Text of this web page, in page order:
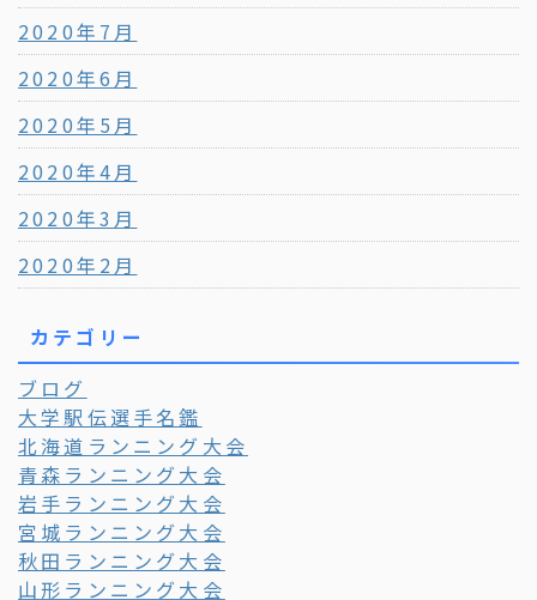
2020年7月
2020年6月
2020年5月
2020年4月
2020年3月
2020年2月
カテゴリー
ブログ
大学駅伝選手名鑑
北海道ランニング大会
青森ランニング大会
岩手ランニング大会
宮城ランニング大会
秋田ランニング大会
山形ランニング大会